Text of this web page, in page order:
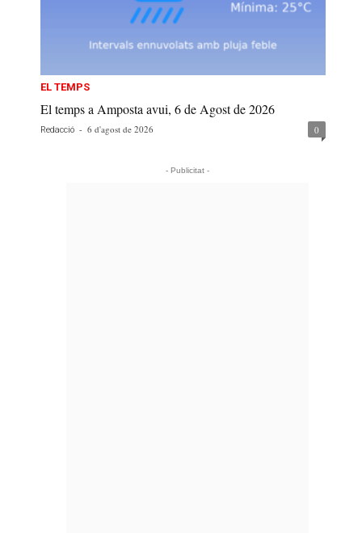
EL TEMPS
El temps a Amposta avui, 6 de Agost de 2026
Redacció - 6 d'agost de 2026 0
- Publicitat -